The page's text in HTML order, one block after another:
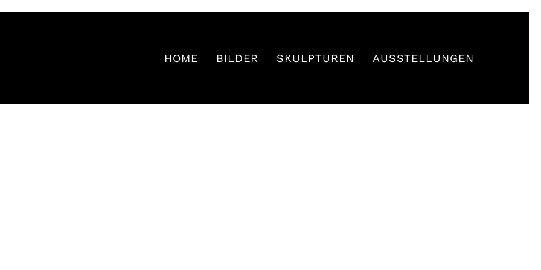
HOME BILDER SKULPTUREN AUSSTELLUNGEN